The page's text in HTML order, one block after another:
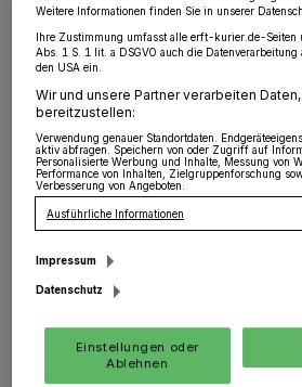
Grevenbroich·Nach den
nach der Anliegerversammlung
denken. Die „Grünen“ fordern die
12.02.2019 , 11:53 Uhr
Weitere Informationen finden Sie in unserer
Ihre Zustimmung umfasst alle erft-kurier.de-Seiten
Abs. 1 S. 1 lit. a DSGVO auch die
den USA ein.
Wir und unsere Partner verarbeiten
bereitzustellen:
Verwendung genauer Standortdaten.
aktiv abfragen. Speichern von oder Zugriff auf
Personalisierte Werbung und Inhalte, Messung von
Performance von Inhalten, Zielgruppenforschung
Verbesserung von Angeboten.
Ausführliche Informationen
Impressum
Datenschutz
Einstellungen oder
Ablehnen